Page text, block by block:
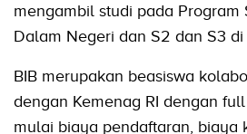
mengambil studi pada Program
Dalam Negeri dan S2 dan S3 di
BIB merupakan beasiswa
dengan Kemenag RI dengan
mulai biaya pendaftaran, biaya